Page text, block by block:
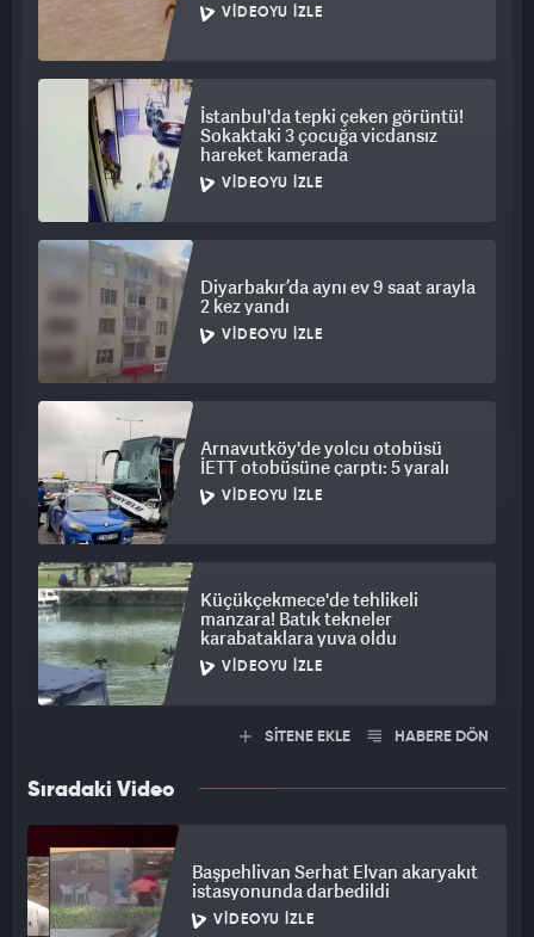
VIDEOYU İZLE
İstanbul'da tepki çeken görüntü!
Sokaktaki 3 çocuğa vicdansız
hareket kamerada
VIDEOYU İZLE
Diyarbakır’da aynı ev 9 saat arayla
2 kez yandı
VIDEOYU İZLE
Arnavutköy'de yolcu otobüsü
İETT otobüsüne çarptı: 5 yaralı
VIDEOYU İZLE
Küçükçekmece'de tehlikeli
manzara! Batık tekneler
karabataklara yuva oldu
VIDEOYU İZLE
SİTENE EKLE HABERE DÖN
Sıradaki Video
Başpehlivan Serhat Elvan akaryakıt
istasyonunda darbedildi
VIDEOYU İZLE